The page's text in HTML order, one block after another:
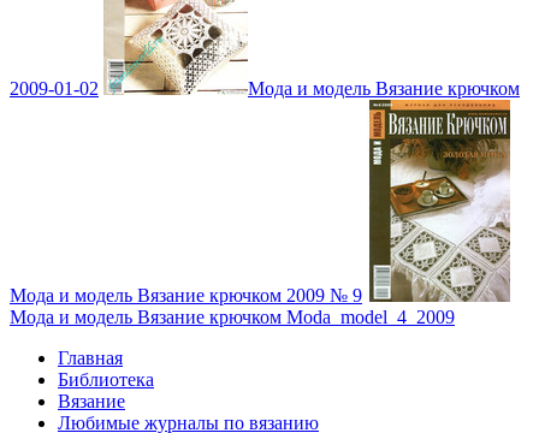
2009-01-02 Мода и модель Вязание крючком
Мода и модель Вязание крючком 2009 № 9
Мода и модель Вязание крючком Moda_model_4_2009
Главная
Библиотека
Вязание
Любимые журналы по вязанию